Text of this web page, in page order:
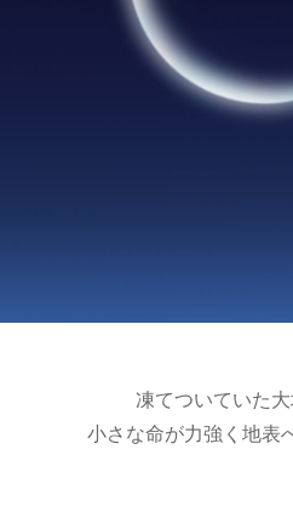
凍てついていた大
小さな命が力強く地表